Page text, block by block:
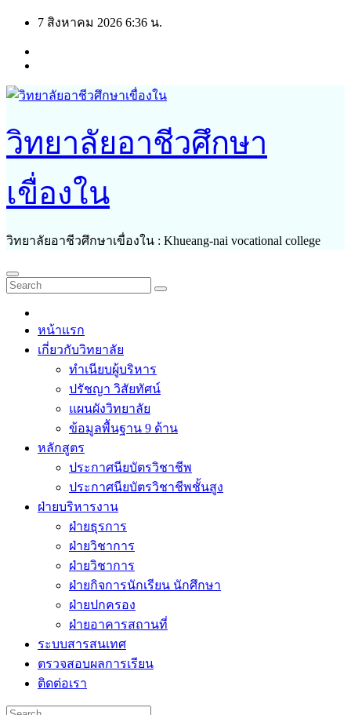
Skip
7 สิงหาคม 2026 6:36 น.
วิทยาลัยอาชีวศึกษา
เขื่องใน
วิทยาลัยอาชีวศึกษาเขื่องใน : Khueang-nai vocational college
หน้าแรก
เกี่ยวกับวิทยาลัย
ทำเนียบผู้บริหาร
ปรัชญา วิสัยทัศน์
แผนผังวิทยาลัย
ข้อมูลพื้นฐาน 9 ด้าน
หลักสูตร
ประกาศนียบัตรวิชาชีพ
ประกาศนียบัตรวิชาชีพชั้นสูง
ฝ่ายบริหารงาน
ฝ่ายธุรการ
ฝ่ายวิชาการ
ฝ่ายวิชาการ
ฝ่ายกิจการนักเรียน นักศึกษา
ฝ่ายปกครอง
ฝ่ายอาคารสถานที่
ระบบสารสนเทศ
ตรวจสอบผลการเรียน
ติดต่อเรา